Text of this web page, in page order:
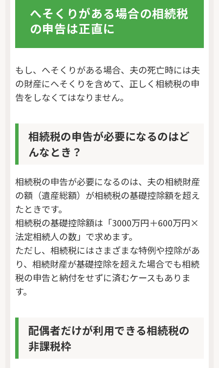
へそくりがある場合の相続税
の申告は正直に
もし、へそくりがある場合、夫の死亡時には夫
の財産にへそくりを含めて、正しく相続税の申
告をしなくてはなりません。
相続税の申告が必要になるのはど
んなとき？
相続税の申告が必要になるのは、夫の相続財産
の額（遺産総額）が相続税の基礎控除額を超え
たときです。
相続税の基礎控除額は「3000万円＋600万円×
法定相続人の数」で求めます。
ただし、相続税にはさまざまな特例や控除があ
り、相続財産が基礎控除を超えた場合でも相続
税の申告と納付をせずに済むケースもありま
す。
配偶者だけが利用できる相続税の
非課税枠